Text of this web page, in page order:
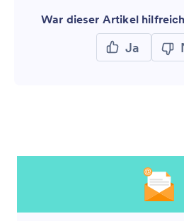
War dieser Artikel
Ja